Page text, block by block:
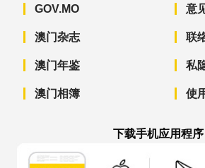
GOV.MO
澳门杂志
澳门年鉴
澳门相簿
意
联
私
使
下载手机应用程序